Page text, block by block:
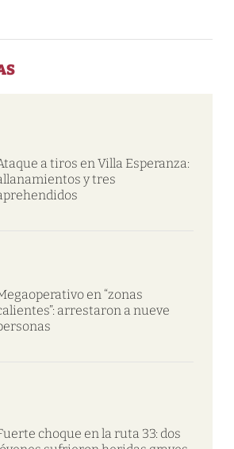
a tiros en Villa Esperanza:
y tres
en “zonas
arrestaron a nueve
choque en la ruta 33: dos